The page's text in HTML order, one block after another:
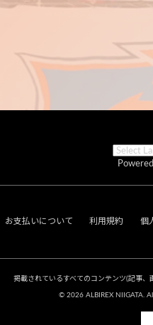
お支払いについて 利用規約 個
掲載されているすべてのコンテンツ(記事、
© 2026 ALBIREX NIIGATA.